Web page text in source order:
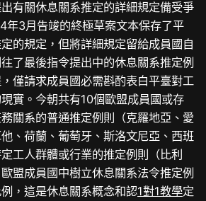
有關休息關系推定的詳細規定備受爭
年3月告竣的終極草案文本保存了平
的規定，但將詳細規定留給成員國自
了最後指令提出中的休息關系推定例
僅請求成員國必需斟酌表白平臺對工
實。今朝共有10個歐盟成員國或存
關系的普通推定例則（克羅地亞、愛
、荷蘭、葡萄牙、斯洛文尼亞、西班
工人群體或行業的推定例則（比利
盟成員國中樹立休息關系法令推定例
，這是休息關系概念和認1對1教學定